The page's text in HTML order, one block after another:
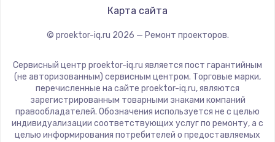
Hisense
Карта сайта
© proektor-iq.ru 2026 — Ремонт проекторов.
Сервисный центр proektor-iq.ru является пост гарантийным
(не авторизованным) сервисным центром. Торговые марки,
перечисленные на сайте proektor-iq.ru, являются
зарегистрированным товарными знаками компаний
правообладателей. Обозначения используется не с целью
индивидуализации соответствующих услуг по ремонту, а с
целью информирования потребителей о предоставляемых